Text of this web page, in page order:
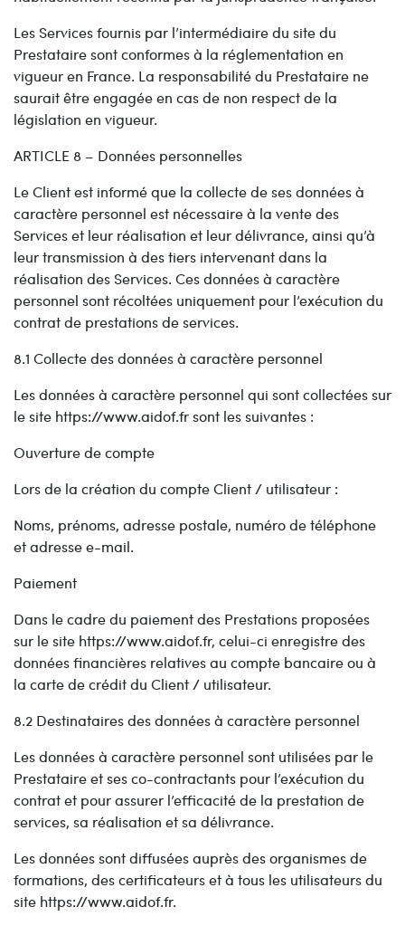
Les Services fournis par l’intermédiaire du site du
Prestataire sont conformes à la réglementation en
vigueur en France. La responsabilité du Prestataire ne
saurait être engagée en cas de non respect de la
législation en vigueur.
ARTICLE 8 – Données personnelles
Le Client est informé que la collecte de ses données à
caractère personnel est nécessaire à la vente des
Services et leur réalisation et leur délivrance, ainsi qu’à
leur transmission à des tiers intervenant dans la
réalisation des Services. Ces données à caractère
personnel sont récoltées uniquement pour l’exécution du
contrat de prestations de services.
8.1 Collecte des données à caractère personnel
Les données à caractère personnel qui sont collectées sur
le site https://www.aidof.fr sont les suivantes :
Ouverture de compte
Lors de la création du compte Client / utilisateur :
Noms, prénoms, adresse postale, numéro de téléphone
et adresse e-mail.
Paiement
Dans le cadre du paiement des Prestations proposées
sur le site https://www.aidof.fr, celui-ci enregistre des
données financières relatives au compte bancaire ou à
la carte de crédit du Client / utilisateur.
8.2 Destinataires des données à caractère personnel
Les données à caractère personnel sont utilisées par le
Prestataire et ses co-contractants pour l’exécution du
contrat et pour assurer l’efficacité de la prestation de
services, sa réalisation et sa délivrance.
Les données sont diffusées auprès des organismes de
formations, des certificateurs et à tous les utilisateurs du
site https://www.aidof.fr.